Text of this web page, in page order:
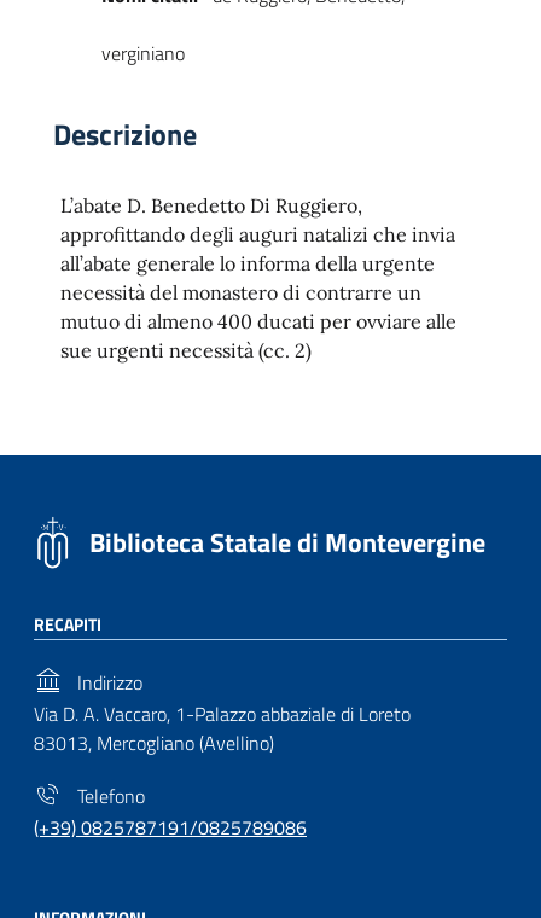
verginiano
Descrizione
L’abate D. Benedetto Di Ruggiero,
approfittando degli auguri natalizi che invia
all’abate generale lo informa della urgente
necessità del monastero di contrarre un
mutuo di almeno 400 ducati per ovviare alle
sue urgenti necessità (cc. 2)
Biblioteca Statale di Montevergine
RECAPITI
Indirizzo
Via D. A. Vaccaro, 1-Palazzo abbaziale di Loreto
83013, Mercogliano (Avellino)
Telefono
(+39) 0825787191/0825789086